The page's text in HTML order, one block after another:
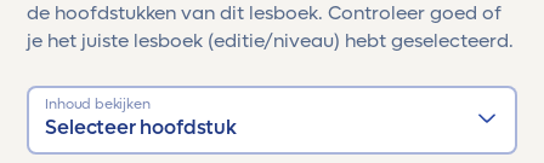
de hoofdstukken van dit lesboek. Controleer goed of
je het juiste lesboek (editie/niveau) hebt geselecteerd.
Inhoud bekijken
Selecteer hoofdstuk